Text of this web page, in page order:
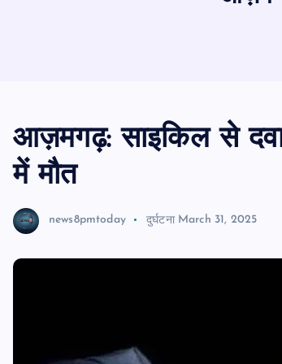
आज़मगढ़: साइकिल से
में मौत
news8pmtoday दुर्घटना March 31, 2025